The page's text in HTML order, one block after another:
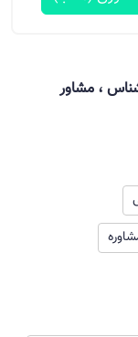
، مشاور